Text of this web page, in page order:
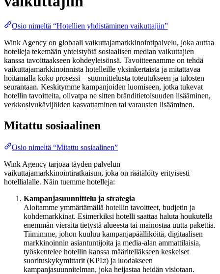
Osio nimeltä “Hotellien yhdistäminen vaikuttajiin”
Wink Agency on globaali vaikuttajamarkkinointipalvelu, joka auttaa
hotelleja tekemään yhteistyötä sosiaalisen median vaikuttajien
kanssa tavoittaakseen kohdeyleisönsä. Tavoitteenamme on tehdä
vaikuttajamarkkinoinnista hotelleille yksinkertaista ja mitattavaa
hoitamalla koko prosessi – suunnittelusta toteutukseen ja tulosten
seurantaan. Keskitymme kampanjoiden luomiseen, jotka tukevat
hotellin tavoitteita, olivatpa ne sitten bränditietoisuuden lisääminen,
verkkosivukävijöiden kasvattaminen tai varausten lisääminen.
Mitattu sosiaalinen
Osio nimeltä “Mitattu sosiaalinen”
Wink Agency tarjoaa täyden palvelun
vaikuttajamarkkinointiratkaisun, joka on räätälöity erityisesti
hotellialalle. Näin tuemme hotelleja:
Kampanjasuunnittelu ja strategia
Aloitamme ymmärtämällä hotellin tavoitteet, budjetin ja
kohdemarkkinat. Esimerkiksi hotelli saattaa haluta houkutella
enemmän vieraita tietystä alueesta tai mainostaa uutta pakettia.
Tiimimme, johon kuuluu kampanjapäälliköitä, digitaalisen
markkinoinnin asiantuntijoita ja media-alan ammattilaisia,
työskentelee hotellin kanssa määritelläkseen keskeiset
suorituskykymittarit (KPI:t) ja luodakseen
kampanjasuunnitelman, joka heijastaa heidän visiotaan.